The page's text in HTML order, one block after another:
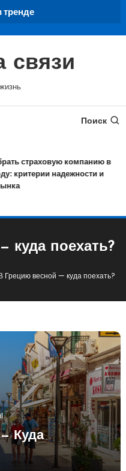
тренде
связи
Поиск
страховую компанию в
критерии надежности и
куда поехать?
Грецию весной — куда поехать?
Куда